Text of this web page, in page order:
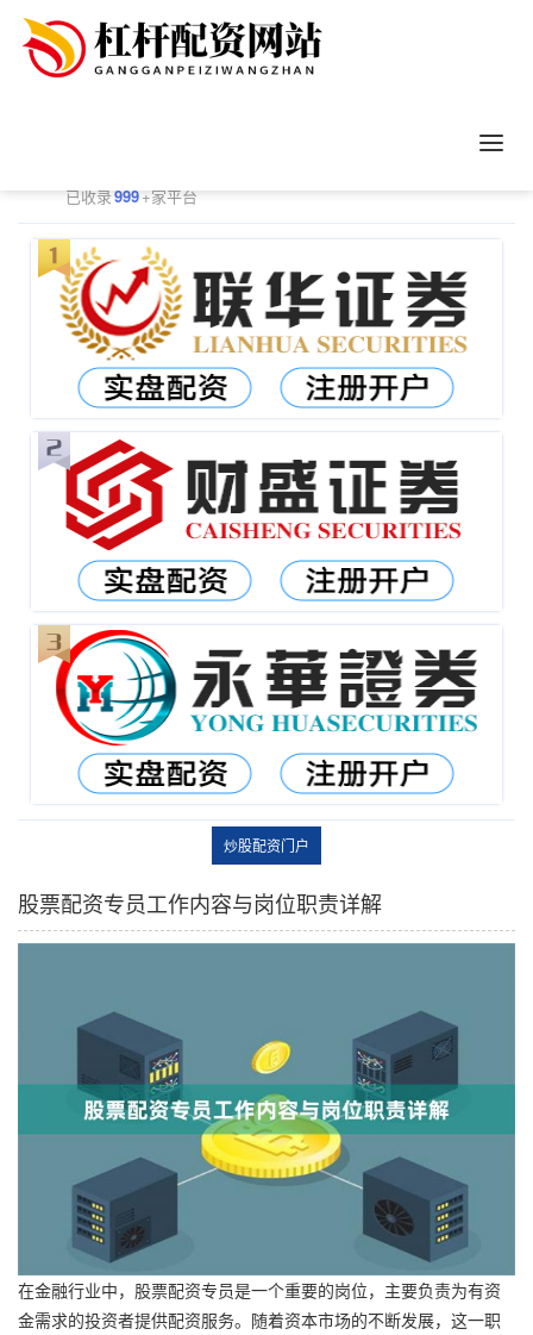
已收录999+家平台
炒股配资门户
股票配资专员工作内容与岗位职责详解
在金融行业中，股票配资专员是一个重要的岗位，主要负责为有资
金需求的投资者提供配资服务。随着资本市场的不断发展，这一职